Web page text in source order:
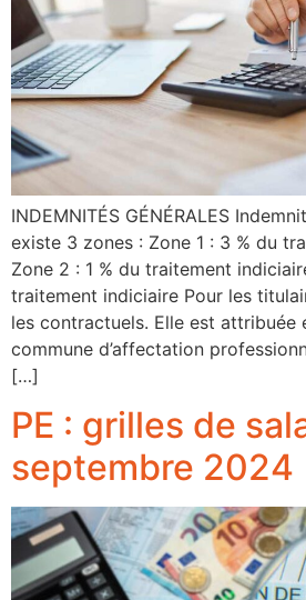
INDEMNITÉS GÉNÉRALES
existe 3 zones : Zone 1 : 3 % du
Zone 2 : 1 % du traitement
traitement indiciaire Pour les
les contractuels. Elle est attribuée
commune d’affectation
[…]
PE : grilles de
septembre 2024